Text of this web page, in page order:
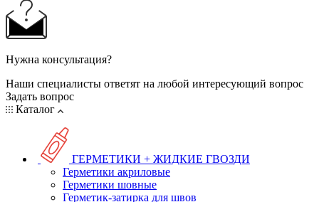
Нужна консультация?
Наши специалисты ответят на любой интересующий вопрос
Задать вопрос
Каталог
ГЕРМЕТИКИ + ЖИДКИЕ ГВОЗДИ
Герметики акриловые
Герметики шовные
Герметик-затирка для швов